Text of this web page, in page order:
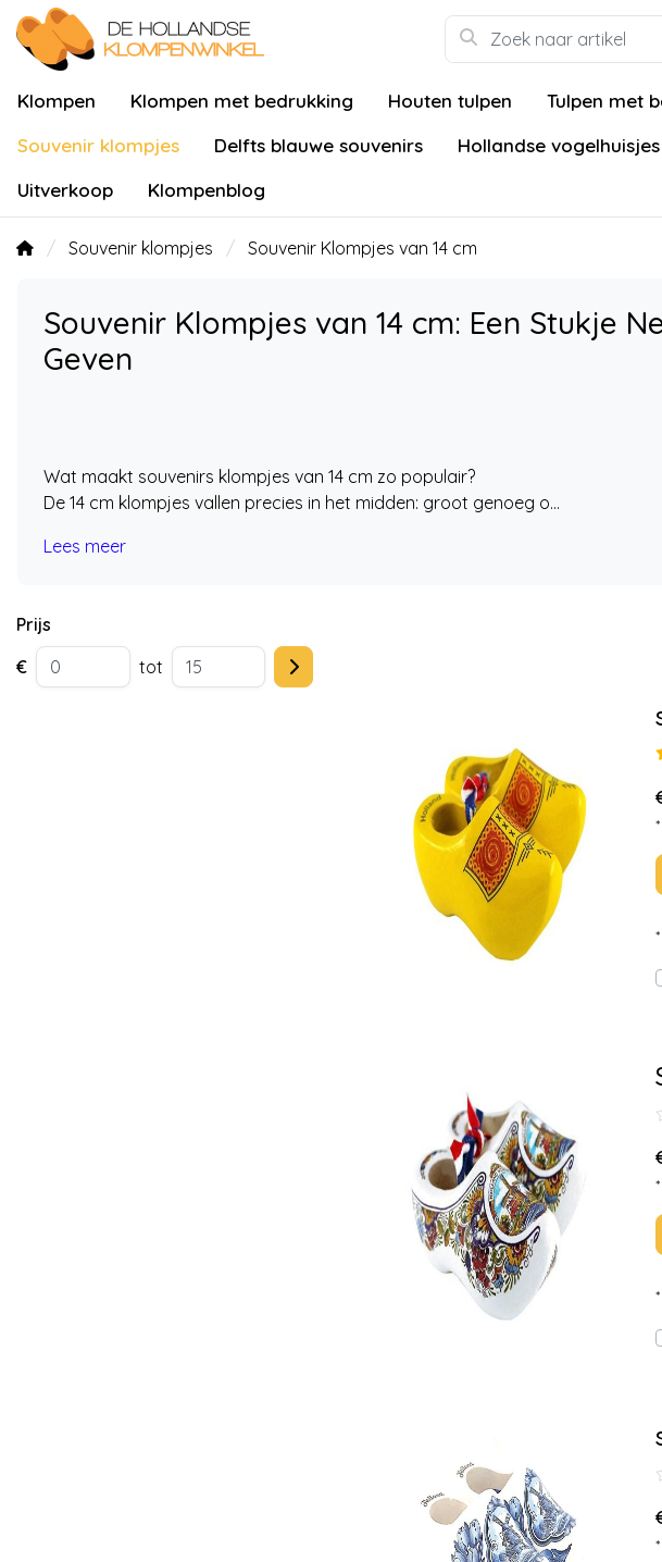
Klompen Klompen met bedrukking Houten tulpen Tulpen met
Souvenir klompjes
Delfts blauwe souvenirs Hollandse vogelhuisjes
Uitverkoop
Klompenblog
Souvenir klompjes Souvenir Klompjes van 14 cm
Souvenir Klompjes van 14 cm: Een Stukje
Geven
Wat maakt souvenirs klompjes van 14 cm zo populair?
De 14 cm klompjes vallen precies in het midden: groot genoeg o...
Lees meer
Prijs
€
tot